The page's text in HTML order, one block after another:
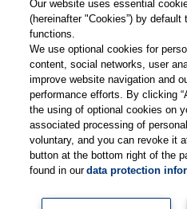
Folge uns auf ...
Impressum
FAQs
Our website uses essential
(hereinafter "Cookies”) by
functions.
We use optional cookies for
content, social networks, user
improve website navigation and
performance efforts. By clicking
the using of optional cookies on
associated processing of
voluntary, and you can revoke it
button at the bottom right of the
found in ourdata protection